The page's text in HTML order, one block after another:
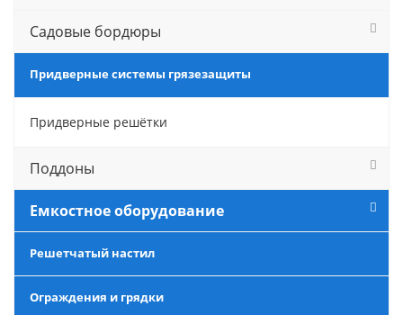
Садовые бордюры
Придверные системы грязезащиты
Придверные решётки
Поддоны
Емкостное оборудование
Решетчатый настил
Ограждения и грядки